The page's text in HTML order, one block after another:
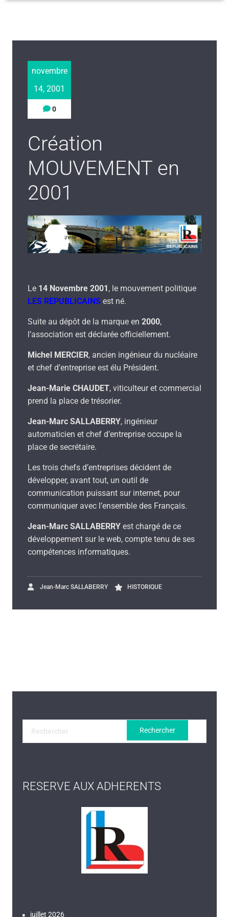
novembre
14, 2001
0
Création
MOUVEMENT en
2001
Le 14 Novembre 2001 , le mouvement politique
LES REPUBLICAINS est né.
Suite au dépôt de la marque en 2000,
l’association est déclarée officiellement.
Michel MERCIER, ancien ingénieur du nucléaire
et chef d’entreprise est élu Président.
Jean-Marie CHAUDET, viticulteur et commercial
prend la place de trésorier.
Jean-Marc SALLABERRY, ingénieur
automaticien et chef d’entreprise occupe la
place de secrétaire.
Les trois chefs d’entreprises décident de
développer, avant tout, un outil de
communication puissant sur internet, pour
communiquer avec l’ensemble des Français.
Jean-Marc SALLABERRY est chargé de ce
développement sur le web, compte tenu de ses
compétences informatiques.
Jean-Marc SALLABERRY HISTORIQUE
RESERVE AUX ADHERENTS
juillet 2026